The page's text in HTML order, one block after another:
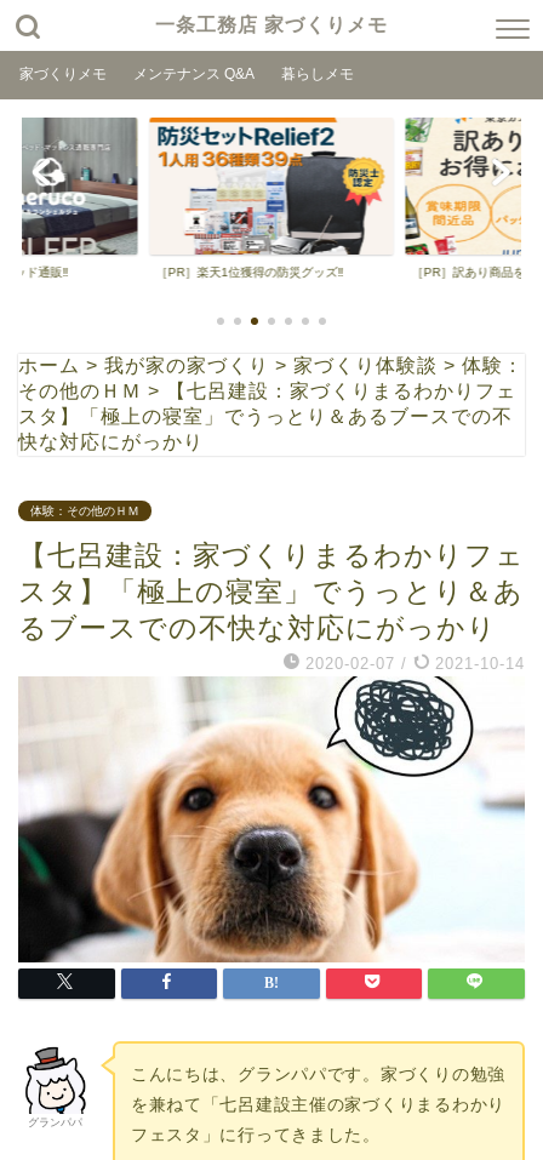
一条工務店 家づくりメモ
家づくりメモ メンテナンス Q&A 暮らしメモ
の防災グッズ‼ ［PR］訳あり商品を格安で‼ ［PR］九州のおいしい
ホーム > 我が家の家づくり > 家づくり体験談 > 体験：
その他のＨＭ >
【七呂建設：家づくりまるわかりフェ
スタ】「極上の寝室」でうっとり＆あるブースでの不
快な対応にがっかり
体験：その他のＨＭ
【七呂建設：家づくりまるわかりフェ
スタ】「極上の寝室」でうっとり＆あ
るブースでの不快な対応にがっかり
2020-02-07 / 2021-10-14
グランパパ
こんにちは、グランパパです。家づくりの勉強
を兼ねて「七呂建設主催の家づくりまるわかり
フェスタ」に行ってきました。